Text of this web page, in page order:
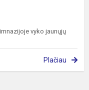
vyko jaunųjų
Plačiau